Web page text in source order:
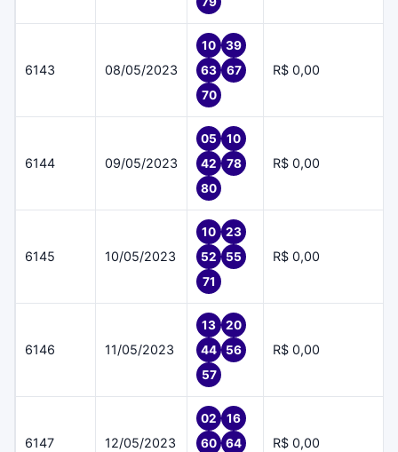
6143 08/05/2023
10
39
63
67
70
R$ 0,00
6144 09/05/2023
05
10
42
78
80
R$ 0,00
6145 10/05/2023
10
23
52
55
71
R$ 0,00
6146 11/05/2023
13
20
44
56
57
R$ 0,00
6147 12/05/2023
02
16
60
64
R$ 0,00